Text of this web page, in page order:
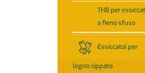
THB per
a fieno sfuso
Essiccatoi per
legno cippato